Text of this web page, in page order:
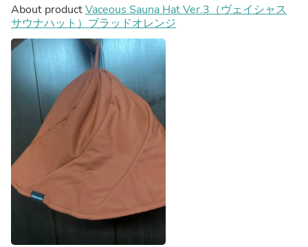
About productVaceous Sauna Hat Ver.3（ヴェイシャス
サウナハット）ブラッドオレンジ